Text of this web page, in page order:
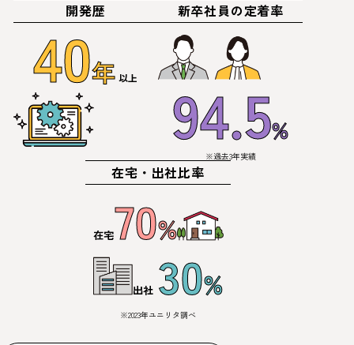
開発歴
40年 以上
新卒社員の定着率
94.5%
※過去3年実績
在宅・出社比率
在宅70%
出社 30%
※2023年ユニリタ調べ